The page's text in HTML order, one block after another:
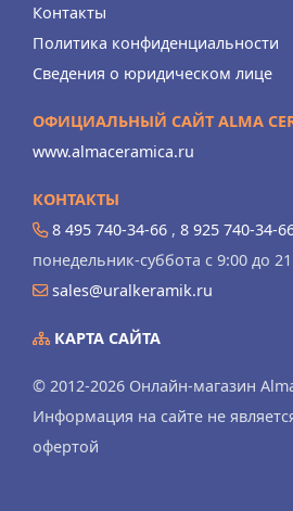
Контакты
Политика конфиденциальности
Сведения о юридическом лице
ОФИЦИАЛЬНЫЙ САЙТ ALMA
www.almaceramica.ru
КОНТАКТЫ
8 495 740-34-66 , 8 925 740-34-
понедельник-суббота с 9:00 до
sales@uralkeramik.ru
КАРТА САЙТА
© 2012-2026 Онлайн-магазин
Информация на сайте не
офертой